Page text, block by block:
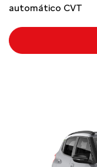
automático CVT